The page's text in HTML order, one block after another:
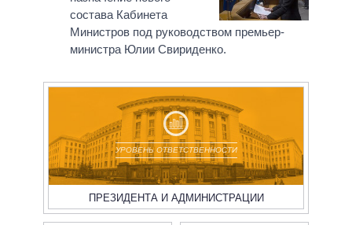
состава Кабинета
Министров под руководством премьер-
министра Юлии Свириденко.
УРОВЕНЬ ОТВЕТСТВЕННОСТИ
ПРЕЗИДЕНТА И АДМИНИСТРАЦИИ